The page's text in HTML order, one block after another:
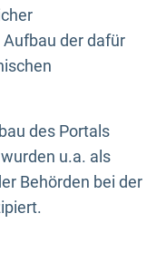
der dafür
des Portals
u.a. als
Behörden bei der